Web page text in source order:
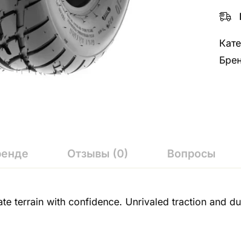
Отзывы (0) Вопросы
terrain with confidence. Unrivaled traction and